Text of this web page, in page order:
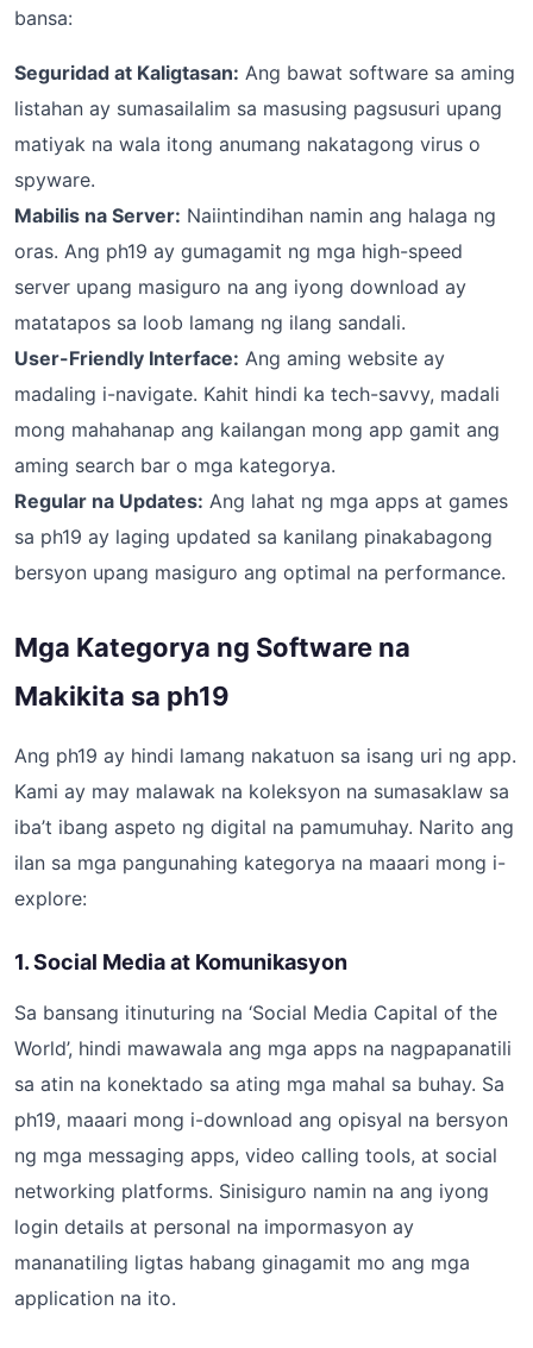
bansa:
Seguridad at Kaligtasan: Ang bawat software sa aming
listahan ay sumasailalim sa masusing pagsusuri upang
matiyak na wala itong anumang nakatagong virus o
spyware.
Mabilis na Server: Naiintindihan namin ang halaga ng
oras. Ang ph19 ay gumagamit ng mga high-speed
server upang masiguro na ang iyong download ay
matatapos sa loob lamang ng ilang sandali.
User-Friendly Interface: Ang aming website ay
madaling i-navigate. Kahit hindi ka tech-savvy, madali
mong mahahanap ang kailangan mong app gamit ang
aming search bar o mga kategorya.
Regular na Updates: Ang lahat ng mga apps at games
sa ph19 ay laging updated sa kanilang pinakabagong
bersyon upang masiguro ang optimal na performance.
Mga Kategorya ng Software na
Makikita sa ph19
Ang ph19 ay hindi lamang nakatuon sa isang uri ng app.
Kami ay may malawak na koleksyon na sumasaklaw sa
iba’t ibang aspeto ng digital na pamumuhay. Narito ang
ilan sa mga pangunahing kategorya na maaari mong i-
explore:
1. Social Media at Komunikasyon
Sa bansang itinuturing na ‘Social Media Capital of the
World’, hindi mawawala ang mga apps na nagpapanatili
sa atin na konektado sa ating mga mahal sa buhay. Sa
ph19, maaari mong i-download ang opisyal na bersyon
ng mga messaging apps, video calling tools, at social
networking platforms. Sinisiguro namin na ang iyong
login details at personal na impormasyon ay
mananatiling ligtas habang ginagamit mo ang mga
application na ito.